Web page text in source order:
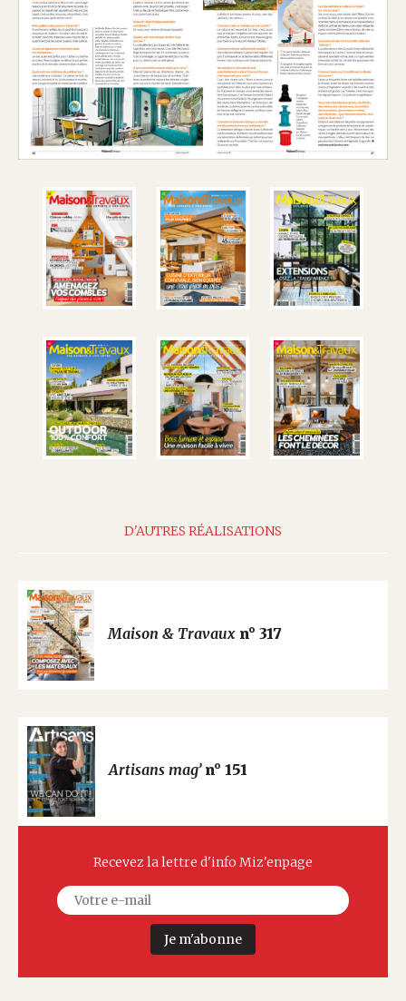
D'AUTRES RÉALISATIONS
Maison & Travaux n° 317
Artisans mag’n° 151
Recevez la lettre d'info Miz'enpage
Je m'abonne